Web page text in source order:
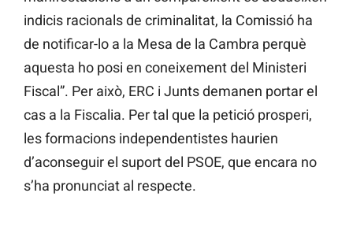
indicis racionals de criminalitat, la Comissió ha
de notificar-lo a la Mesa de la Cambra perquè
aquesta ho posi en coneixement del Ministeri
Fiscal”. Per això, ERC i Junts demanen portar el
cas a la Fiscalia. Per tal que la petició prosperi,
les formacions independentistes haurien
d’aconseguir el suport del PSOE, que encara no
s’ha pronunciat al respecte.